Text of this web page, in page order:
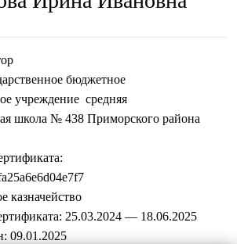
бюджетное
учреждение средняя
школа № 438 Приморского района
казначейство
25.03.2024 — 18.06.2025
09.01.2025